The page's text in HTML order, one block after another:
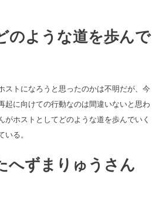
のような道を歩んで
ストになろうと思ったのかは不明だが、今
起に向けての行動なのは間違いないと思わ
ホストとしてどのような道を歩んでいく
る。
へずまりゅうさん